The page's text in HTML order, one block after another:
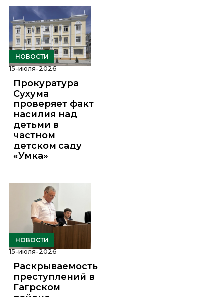
НОВОСТИ
15-июля-2026
Прокуратура
Сухума
проверяет факт
насилия над
детьми в
частном
детском саду
«Умка»
НОВОСТИ
15-июля-2026
Раскрываемость
преступлений в
Гагрском